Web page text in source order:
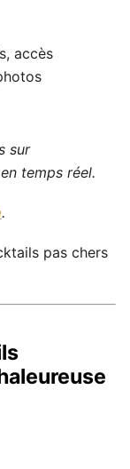
accès
sur
temps réel.
.
pas chers